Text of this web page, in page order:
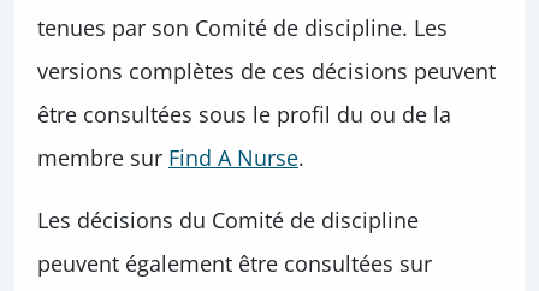
tenues par son Comité de discipline. Les
versions complètes de ces décisions peuvent
être consultées sous le profil du ou de la
membre sur Find A Nurse.
Les décisions du Comité de discipline
peuvent également être consultées sur